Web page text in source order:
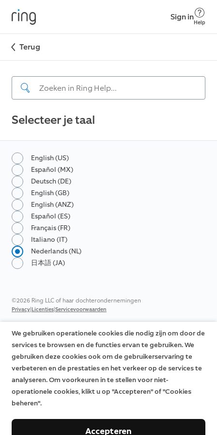
Sign in
Help
Terug
Selecteer je taal
English (US)
Español (MX)
Deutsch (DE)
English (GB)
English (ANZ)
Español (ES)
Français (FR)
Italiano (IT)
Nederlands (NL)
日本語 (JA)
©2026 Ring LLC of haar dochterondernemingen
Privacy|Licenties|Servicevoorwaarden
We gebruiken operationele cookies die nodig zijn om door de
services te browsen en de functies ervan te gebruiken. We
gebruiken deze cookies ook om de gebruikerservaring te
verbeteren en de prestaties en het verkeer op de services te
analyseren. Om voorkeuren in te stellen voor niet-
operationele cookies, klikt u op "Accepteren" of "Cookies
beheren".
Accepteren